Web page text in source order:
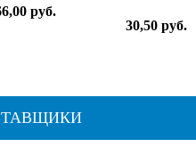
руб.
30,50 руб.